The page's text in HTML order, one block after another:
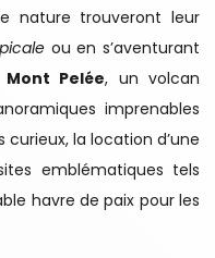
nature trouveront leur
ou en s’aventurant
Mont Pelée, un volcan
imprenables
curieux, la location d’une
emblématiques tels
havre de paix pour les